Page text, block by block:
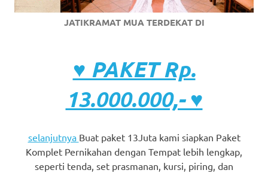
JATIKRAMAT MUA TERDEKAT DI
♥ PAKET Rp.
13.000.000,- ♥
selanjutnya Buat paket 13Juta kami siapkan Paket
Komplet Pernikahan dengan Tempat lebih lengkap,
seperti tenda, set prasmanan, kursi, piring, dan